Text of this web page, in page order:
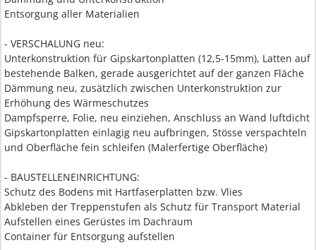
Entsorgung aller Materialien
- VERSCHALUNG neu:
Unterkonstruktion für Gipskartonplatten (12,5-15mm), Latten auf
bestehende Balken, gerade ausgerichtet auf der ganzen Fläche
Dämmung neu, zusätzlich zwischen Unterkonstruktion zur
Erhöhung des Wärmeschutzes
Dampfsperre, Folie, neu einziehen, Anschluss an Wand luftdicht
Gipskartonplatten einlagig neu aufbringen, Stösse verspachteln
und Oberfläche fein schleifen (Malerfertige Oberfläche)
- BAUSTELLENEINRICHTUNG:
Schutz des Bodens mit Hartfaserplatten bzw. Vlies
Abkleben der Treppenstufen als Schutz für Transport Material
Aufstellen eines Gerüstes im Dachraum
Container für Entsorgung aufstellen